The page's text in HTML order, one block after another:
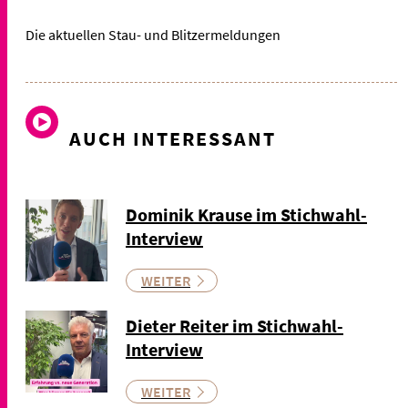
Die aktuellen Stau- und Blitzermeldungen
AUCH INTERESSANT
Dominik Krause im Stichwahl-
Interview
WEITER
Dieter Reiter im Stichwahl-
Interview
WEITER